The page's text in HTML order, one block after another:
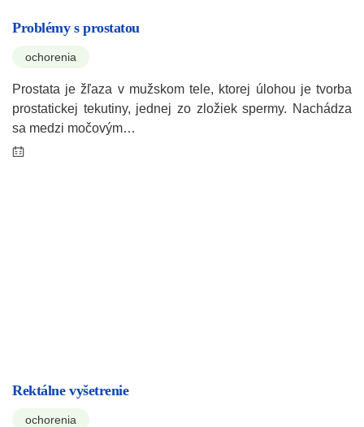
Problémy s prostatou
ochorenia
Prostata je žľaza v mužskom tele, ktorej úlohou je tvorba
prostatickej tekutiny, jednej zo zložiek spermy. Nachádza
sa medzi močovým…
Rektálne vyšetrenie
ochorenia